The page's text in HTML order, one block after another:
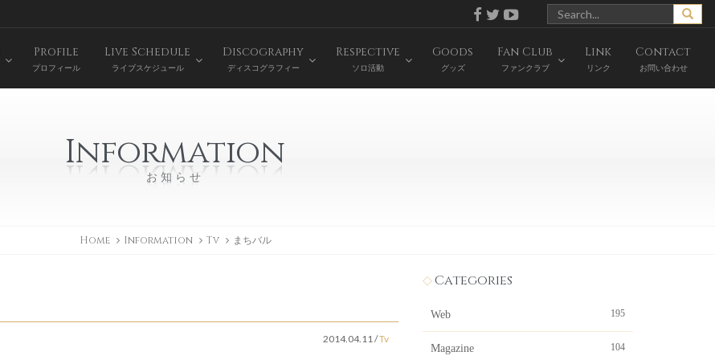
Profile
プロフィール
Live Schedule
ライブスケジュール
Discography
ディスコグラフィー
Respective
ソロ活動
Goods
グッズ
Fan Club
ファンクラブ
Link
リンク
Contact
お問い合わせ
Information
お知らせ
Home Information Tv まちバル
2014.04.11/Tv
Categories
Web 195
Magazine 104